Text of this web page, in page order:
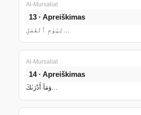
Al-Mursaliat
13 · Apreiškimas
Al-Mursaliat
14 · Apreiškimas
وَمَآ أَدْرَىٰكَ…